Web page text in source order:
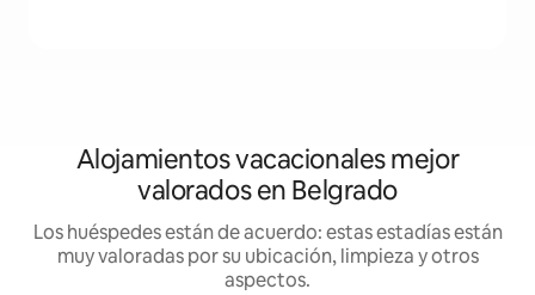
Alojamientos vacacionales mejor
valorados en Belgrado
Los huéspedes están de acuerdo: estas estadías están
muy valoradas por su ubicación, limpieza y otros
aspectos.